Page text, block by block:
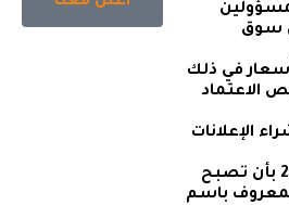
الانتقال إلى سوق
في ذلك
الاعتماد
الإعلانات
لكن هذا المشروع انتهى عندما توصلت الشركتان إلى اتفاق عام 2018 بأن تصبح
باسم